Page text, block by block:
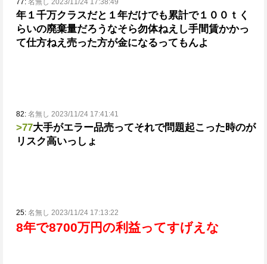
77: 名無し 2023/11/24 17:38:49
年１千万クラスだと１年だけでも累計で１００ｔく
らいの廃棄量だろうなそら勿体ねえし手間賃かかっ
て仕方ねえ 売った方が金になるってもんよ
82: 名無し 2023/11/24 17:41:41
>77大手がエラー品売ってそれで問題起こった時のが
リスク高いっしょ
25: 名無し 2023/11/24 17:13:22
8年で8700万円の利益ってすげえな